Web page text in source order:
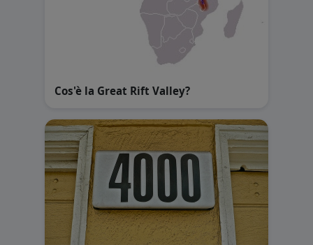
Cos'è la Great Rift Valley?